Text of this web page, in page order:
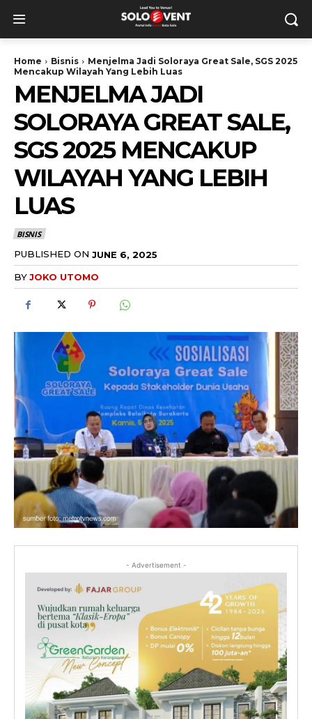
Home Bisnis
Menjelma Jadi Soloraya Great Sale, SGS 2025
Mencakup Wilayah Yang Lebih Luas
MENJELMA JADI
SOLORAYA GREAT SALE,
SGS 2025 MENCAKUP
WILAYAH YANG LEBIH
LUAS
BISNIS
PUBLISHED ON JUNE 6, 2025
BYJOKO UTOMO
- Advertisement -